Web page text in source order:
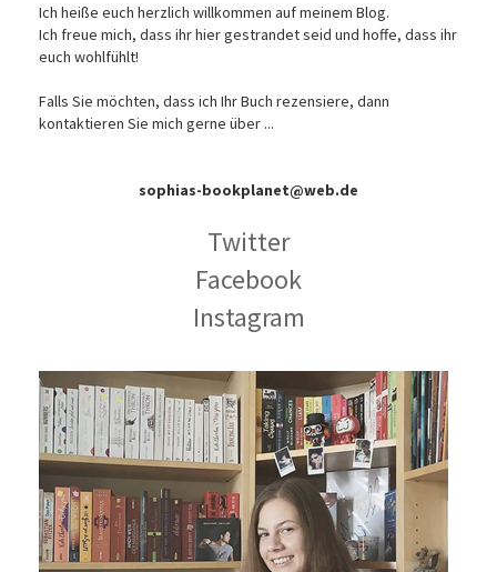
Ich heiße euch herzlich willkommen auf meinem Blog.
Ich freue mich, dass ihr hier gestrandet seid und hoffe, dass ihr
euch wohlfühlt!
Falls Sie möchten, dass ich Ihr Buch rezensiere, dann
kontaktieren Sie mich gerne über ...
sophias-bookplanet@web.de
Twitter
Facebook
Instagram